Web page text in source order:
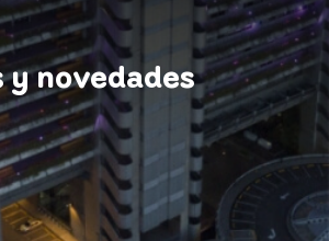
novedades